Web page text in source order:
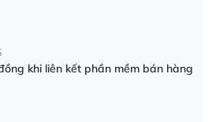
khi liên kết phần mềm bán hàng